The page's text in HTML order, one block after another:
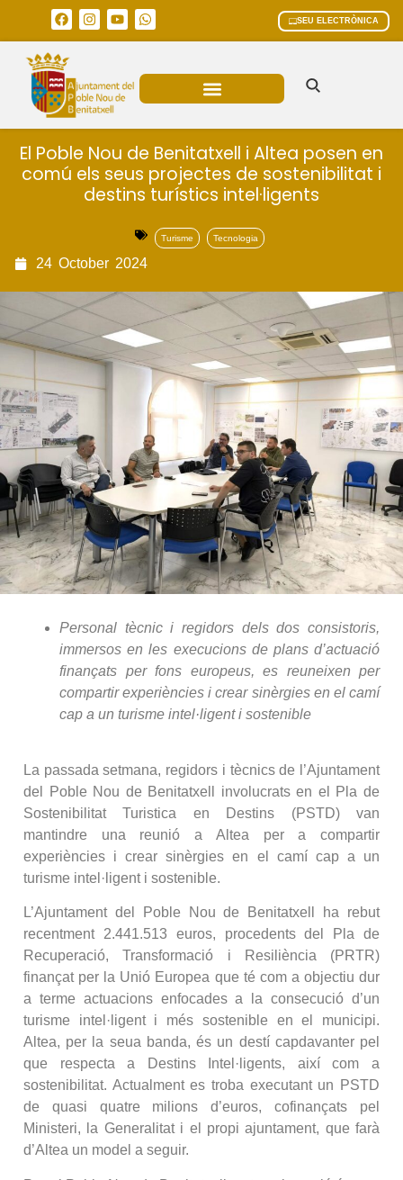
SEU ELECTRÒNICA
El Poble Nou de Benitatxell i Altea posen en
comú els seus projectes de sostenibilitat i
destins turístics intel·ligents
Turisme Tecnologia
24 October 2024
Personal tècnic i regidors dels dos consistoris,
immersos en les execucions de plans d’actuació
finançats per fons europeus, es reuneixen per
compartir experiències i crear sinèrgies en el camí
cap a un turisme intel·ligent i sostenible
La passada setmana, regidors i tècnics de l’Ajuntament
del Poble Nou de Benitatxell involucrats en el Pla de
Sostenibilitat Turistica en Destins (PSTD) van
mantindre una reunió a Altea per a compartir
experiències i crear sinèrgies en el camí cap a un
turisme intel·ligent i sostenible.
L’Ajuntament del Poble Nou de Benitatxell ha rebut
recentment 2.441.513 euros, procedents del Pla de
Recuperació, Transformació i Resiliència (PRTR)
finançat per la Unió Europea que té com a objectiu dur
a terme actuacions enfocades a la consecució d’un
turisme intel·ligent i més sostenible en el municipi.
Altea, per la seua banda, és un destí capdavanter pel
que respecta a Destins Intel·ligents, així com a
sostenibilitat. Actualment es troba executant un PSTD
de quasi quatre milions d’euros, cofinançats pel
Ministeri, la Generalitat i el propi ajuntament, que farà
d’Altea un model a seguir.